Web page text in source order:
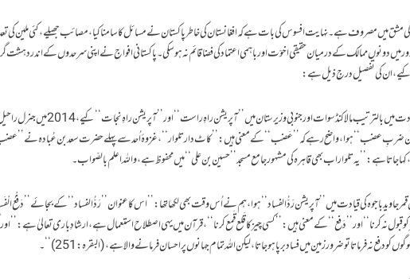
مشق میں مصروف ہے۔نہایت افسوس کی بات ہے کہ افغانستان کی خاطر پاکستان نے مسائل کا سامنا کیا، مصائب جھیلے، کئی ملین کی
دور میں دونوں ممالک کے درمیان حقیقی اخوّت اور باہمی اعتماد کی فضا قائم نہ ہوسکی۔ پاکستانی افواج نے اپنی سرحدوں کے اندر دہشت
کیے، ان کی تفصیل درجِ ذیل ہے:
2009میں جنرل اشفاق پرویز کیانی کی قیادت میں بالترتیب مالا کنڈ سوات اور جنوبی وزیرستان
ضربِ عضب‘‘ہوا، واضح رہے کہ ’’عَضب‘‘ کے معنی ہیں:’’کاٹ دار تلوار‘‘،غزوۂ اُحد سے پہلے حضرت سعد بن عُبادہ نے
ہے: ’’یہ تلوار اب بھی قاہرہ کی مشہور جامع مسجد’’حسین بن علی‘‘ میں محفوظ ہے،واللہ اعلم بالصّواب۔
جنرل قمر جاوید باجوہ کی قیادت میں ’’آپریشن رَدُّ الفساد‘‘ ہوا، ہم نے اُس وقت بھی لکھا تھا:’’اس کا عنوان ’’رَدُّالفساد‘‘ کے بجائے ’’دَفْعُ
قبول نہ کرنا ‘‘اور’’دَفع‘‘ کے معنی ہیں:’’کسی چیز کا قَلع قَمع کرنا‘‘، قرآن میں یہی اصطلاح استعمال ہے، ارشادِ باری تعالیٰ
نہ فرماتا تو ضرورزمین میں فساد برپا ہوجاتا، لیکن اللہ تمام جہانوں پر احسان فرمانے والا ہے، (البقرہ:251)‘‘۔